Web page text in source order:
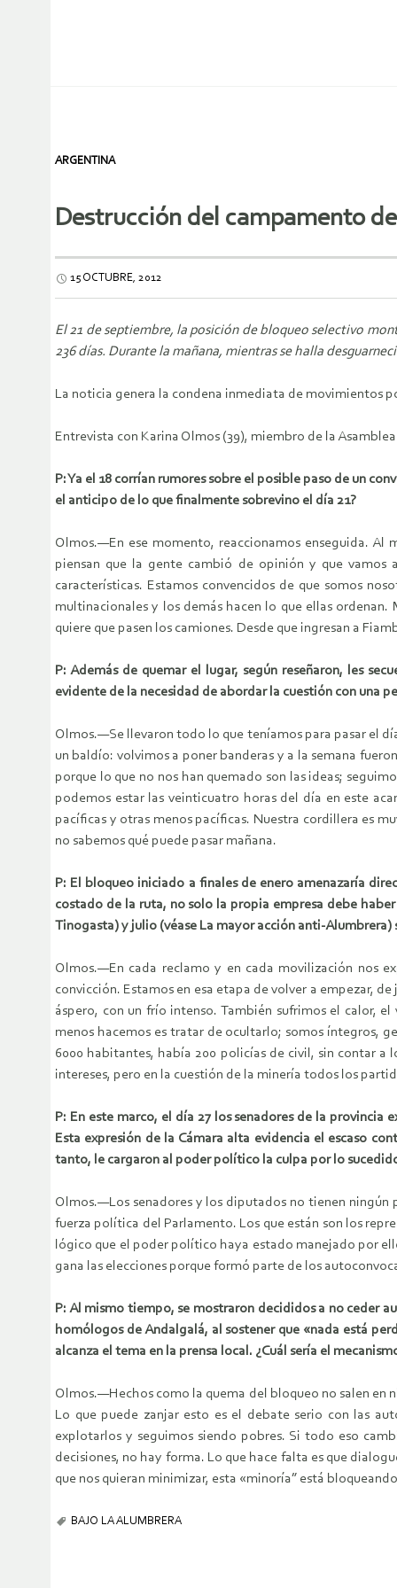
ARGENTINA
Destrucción del campamento
15 OCTUBRE, 2012
El 21 de septiembre, la posición de bloqueo selectivo
236 días. Durante la mañana, mientras se halla
La noticia genera la condena inmediata de movimientos
Entrevista con Karina Olmos (39), miembro de la
P: Ya el 18 corrían rumores sobre el posible paso de un
el anticipo de lo que finalmente sobrevino el día 21?
Olmos.—En ese momento, reaccionamos enseguida. Al
piensan que la gente cambió de opinión y que vamos
características. Estamos convencidos de que somos
multinacionales y los demás hacen lo que ellas
quiere que pasen los camiones. Desde que ingresan a
P: Además de quemar el lugar, según reseñaron, les
evidente de la necesidad de abordar la cuestión con una
Olmos.—Se llevaron todo lo que teníamos para pasar el
un baldío: volvimos a poner banderas y a la semana
porque lo que no nos han quemado son las ideas;
podemos estar las veinticuatro horas del día en este
pacíficas y otras menos pacíficas. Nuestra cordillera es
no sabemos qué puede pasar mañana.
P: El bloqueo iniciado a finales de enero amenazaría
costado de la ruta, no solo la propia empresa debe
Tinogasta) y julio (véase La mayor acción anti-
Olmos.—En cada reclamo y en cada movilización nos
convicción. Estamos en esa etapa de volver a empezar,
áspero, con un frío intenso. También sufrimos el calor,
menos hacemos es tratar de ocultarlo; somos íntegros,
6000 habitantes, había 200 policías de civil, sin contar
intereses, pero en la cuestión de la minería todos los
P: En este marco, el día 27 los senadores de la
Esta expresión de la Cámara alta evidencia el escaso
tanto, le cargaron al poder político la culpa por lo
Olmos.—Los senadores y los diputados no tienen
fuerza política del Parlamento. Los que están son los
lógico que el poder político haya estado manejado por
gana las elecciones porque formó parte de los
P: Al mismo tiempo, se mostraron decididos a no ceder
homólogos de Andalgalá, al sostener que «nada está
alcanza el tema en la prensa local. ¿Cuál sería el
Olmos.—Hechos como la quema del bloqueo no salen en
Lo que puede zanjar esto es el debate serio con las
explotarlos y seguimos siendo pobres. Si todo eso
decisiones, no hay forma. Lo que hace falta es que
que nos quieran minimizar, esta «minoría” está
BAJO LA ALUMBRERA